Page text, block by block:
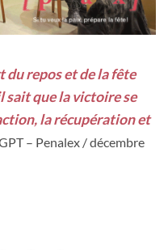
du repos et de la fête
sait que la victoire se
la récupération et
– Penalex / décembre